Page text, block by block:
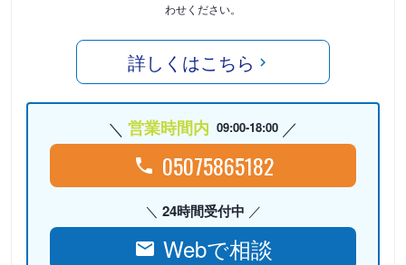
わせください。
詳しくはこちら
営業時間内 09:00-18:00
05075865182
24時間受付中
Webで相談